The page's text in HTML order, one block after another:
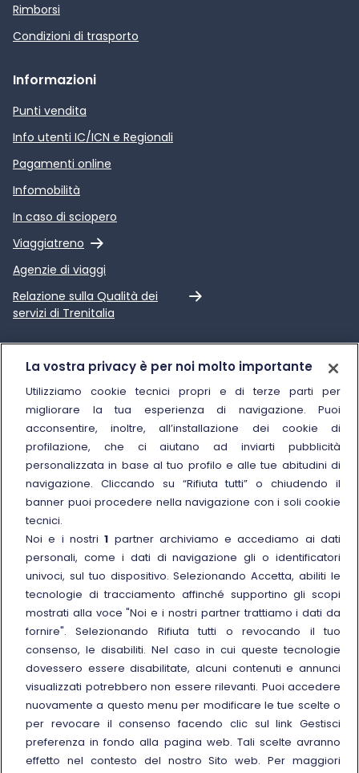
Rimborsi
Condizioni di trasporto
Informazioni
Punti vendita
Info utenti IC/ICN e Regionali
Pagamenti online
Infomobilità
In caso di sciopero
Viaggiatreno
Link esterno
Agenzie di viaggi
Relazione sulla Qualità dei
servizi di Trenitalia
Link esterno
Chi siamo
Sostenibilità
Trenitalia for Business
Manuale di Conservazione
Link esterno
Carriere
Link esterno
La Freccia Mag
Link esterno
Noleggia un treno charter
Viaggi di gruppo
Seguici sui social
© Gruppo FS Italiane 2025
Note legali
Protezione dati personali
Accessibilità
La vostra privacy è per noi molto importante
Utilizziamo cookie tecnici propri e di terze parti per
migliorare la tua esperienza di navigazione. Puoi
acconsentire, inoltre, all’installazione dei cookie di
profilazione, che ci aiutano ad inviarti pubblicità
personalizzata in base al tuo profilo e alle tue abitudini di
navigazione. Cliccando su “Rifiuta tutti” o chiudendo il
banner puoi procedere nella navigazione con i soli cookie
tecnici.
Noi e i nostri1 partner archiviamo e accediamo ai dati
personali, come i dati di navigazione gli o identificatori
univoci, sul tuo dispositivo. Selezionando Accetta, abiliti le
tecnologie di tracciamento affinché supportino gli scopi
mostrati alla voce "Noi e i nostri partner trattiamo i dati da
fornire". Selezionando Rifiuta tutti o revocando il tuo
consenso, le disabiliti. Nel caso in cui queste tecnologie
dovessero essere disabilitate, alcuni contenuti e annunci
visualizzati potrebbero non essere rilevanti. Puoi accedere
nuovamente a questo menu per modificare le tue scelte o
per revocare il consenso facendo clic sul link Gestisci
preferenza in fondo alla pagina web. Tali scelte avranno
effetto nel contesto del nostro Sito web. Per maggiori